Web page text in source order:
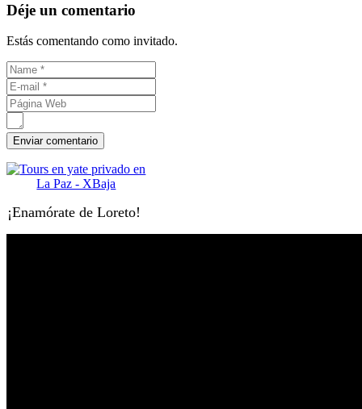
Déje un comentario
Estás comentando como invitado.
¡Enamórate de Loreto!